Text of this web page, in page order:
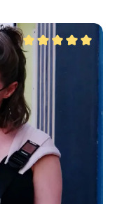
Note moyenne de 5